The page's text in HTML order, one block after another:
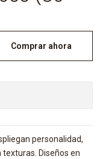
Comprar ahora
personalidad,
Diseños en